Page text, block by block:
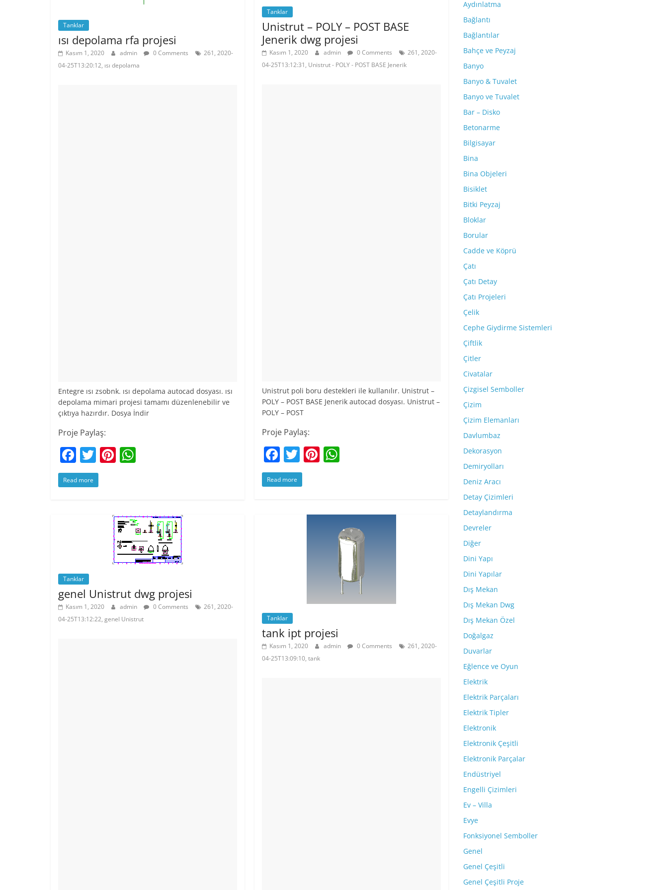
Tanklar
ısı depolama rfa projesi
Kasım 1, 2020 admin 0 Comments
261, 2020-
04-25T13:20:12, ısı depolama
Entegre ısı zsobnk. ısı depolama autocad dosyası. ısı
depolama mimari projesi tamamı düzenlenebilir ve
çıktıya hazırdır. Dosya İndir
Proje Paylaş:
F
a
c
T
w
itt
Pi
st A
p
p
Read more
Tanklar
Unistrut – POLY – POST BASE
Jenerik dwg projesi
Kasım 1, 2020 admin 0 Comments
261, 2020-
04-25T13:12:31, Unistrut - POLY - POST BASE Jenerik
Unistrut poli boru destekleri ile kullanılır. Unistrut –
POLY – POST BASE Jenerik autocad dosyası. Unistrut –
POLY – POST
Proje Paylaş:
F
a
c
T
w
itt
Pi
st A
p
p
Read more
Tanklar
genel Unistrut dwg projesi
Kasım 1, 2020 admin 0 Comments
261, 2020-
04-25T13:12:22, genel Unistrut
Tanklar
tank ipt projesi
Kasım 1, 2020 admin 0 Comments
261, 2020-
04-25T13:09:10, tank
Aydınlatma
Bağlantı
Bağlantılar
Bahçe ve Peyzaj
Banyo
Banyo & Tuvalet
Banyo ve Tuvalet
Bar – Disko
Betonarme
Bilgisayar
Bina
Bina Objeleri
Bisiklet
Bitki Peyzaj
Bloklar
Borular
Cadde ve Köprü
Çatı
Çatı Detay
Çatı Projeleri
Çelik
Cephe Giydirme Sistemleri
Çiftlik
Çitler
Civatalar
Çizgisel Semboller
Çizim
Çizim Elemanları
Davlumbaz
Dekorasyon
Demiryolları
Deniz Aracı
Detay Çizimleri
Detaylandırma
Devreler
Diğer
Dini Yapı
Dini Yapılar
Dış Mekan
Dış Mekan Dwg
Dış Mekan Özel
Doğalgaz
Duvarlar
Eğlence ve Oyun
Elektrik
Elektrik Parçaları
Elektrik Tipler
Elektronik
Elektronik Çeşitli
Elektronik Parçalar
Endüstriyel
Engelli Çizimleri
Ev – Villa
Evye
Fonksiyonel Semboller
Genel
Genel Çeşitli
Genel Çeşitli Proje